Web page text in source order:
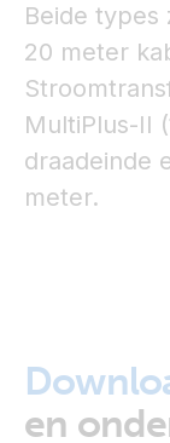
Beide types
20 meter
MultiPlus-II
draadeinde
meter.
en